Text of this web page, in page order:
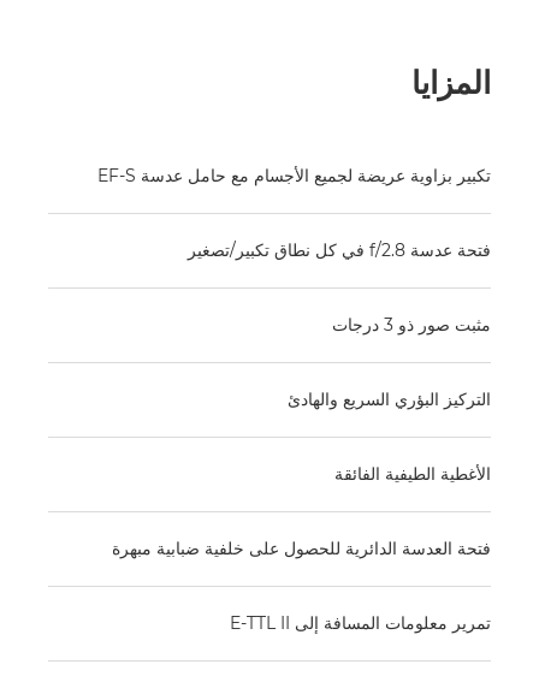
المزايا
تكبير بزاوية عريضة لجميع الأجسام مع حامل عدسة EF-S
فتحة عدسة f/2.8 في كل نطاق تكبير/تصغير
مثبت صور ذو 3 درجات
التركيز البؤري السريع والهادئ
الأغطية الطيفية الفائقة
فتحة العدسة الدائرية للحصول على خلفية ضبابية مبهرة
تمرير معلومات المسافة إلى E-TTL II